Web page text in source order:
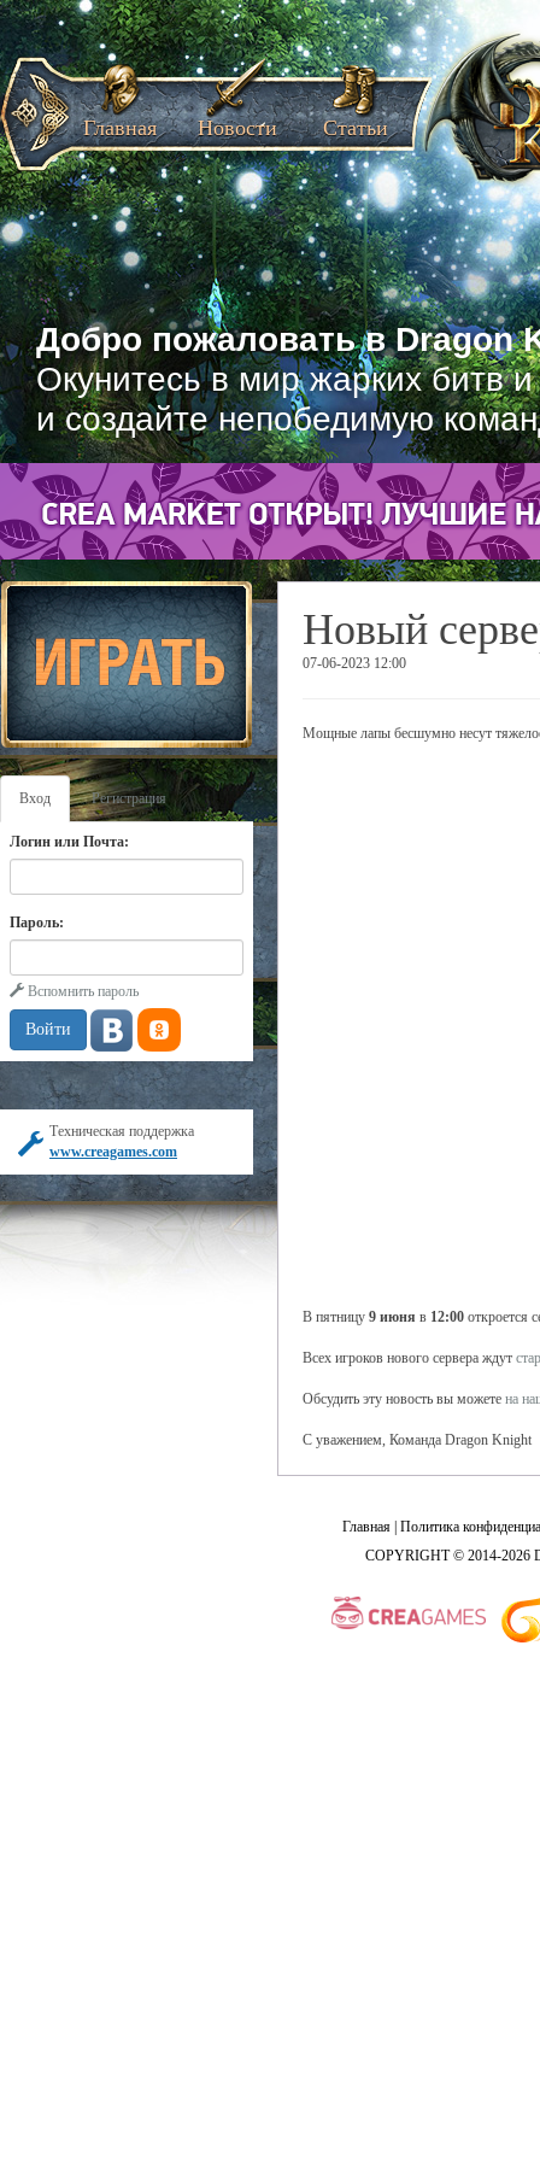
Добро пожаловать в Dragon
Окунитесь в мир жарких битв
и создайте непобедимую
Главная Новости Статьи
Вход Регистрация
Логин или Почта:
Пароль:
Вспомнить пароль
Техническая поддержка
www.creagames.com
Новый
07-06-2023 12:00
Мощные лапы бесшумно несут
В пятницу 9 июня в 12:00 откроется
Всех игроков нового сервера ждут
Обсудить эту новость вы можете на
С уважением, Команда Dragon Knight
Главная Политика
COPYRIGHT © 2014-2026